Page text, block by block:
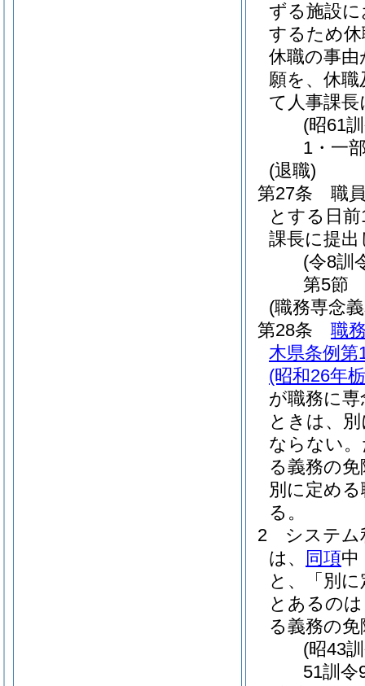
ずる施設
するため
休職の事
願を、休
て人事課
(昭61
1・一
(退職)
第27条
職
とする日
課長に提
(令8訓
第5節
(職務専念
第28条
職
木県条例第
(昭和26年
が職務に
ときは、
ならない。
る義務の
別に定め
る。
2
システム
は、
同項中
と、「別
とあるの
る義務の
(昭43
51訓令